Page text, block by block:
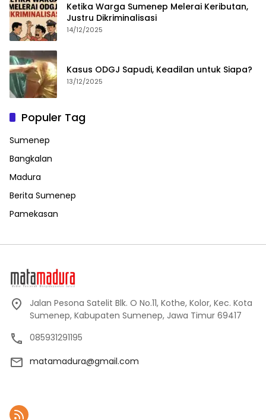
Ketika Warga Sumenep Melerai Keributan,
Justru Dikriminalisasi
14/12/2025
Kasus ODGJ Sapudi, Keadilan untuk Siapa?
13/12/2025
Populer Tag
Sumenep
Bangkalan
Madura
Berita Sumenep
Pamekasan
Jalan Pesona Satelit Blk. O No.11, Kothe, Kolor, Kec. Kota
Sumenep, Kabupaten Sumenep, Jawa Timur 69417
085931291195
matamadura@gmail.com